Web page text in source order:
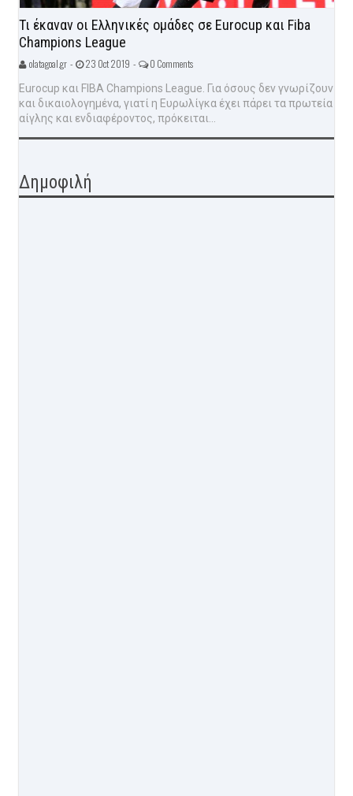
Τι έκαναν οι Ελληνικές ομάδες σε Eurocup και Fiba
Champions League
olatagoal.gr - 23 Oct 2019 - 0 Comments
Eurocup και FIBA Champions League. Για όσους δεν γνωρίζουν
και δικαιολογημένα, γιατί η Ευρωλίγκα έχει πάρει τα πρωτεία
αίγλης και ενδιαφέροντος, πρόκειται...
Δημοφιλή